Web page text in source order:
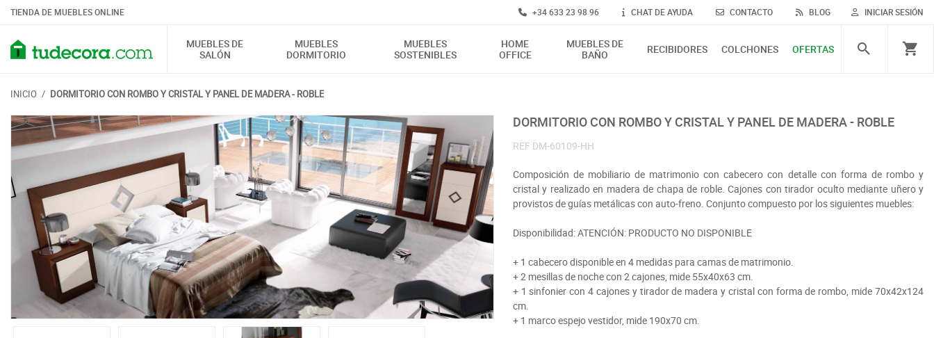
TIENDA DE MUEBLES ONLINE INICIAR SESIÓN
+34 633 23 98 96 CHAT DE AYUDA CONTACTO BLOG
MUEBLES DE
SALÓN
MUEBLES
DORMITORIO
MUEBLES
SOSTENIBLES
HOME
OFFICE
MUEBLES DE
BAÑO
RECIBIDORES COLCHONES OFERTAS
INICIO / DORMITORIO CON ROMBO Y CRISTAL Y PANEL DE MADERA - ROBLE
DORMITORIO CON ROMBO Y CRISTAL Y PANEL DE MADERA - ROBLE
REF DM-60109-HH
Composición de mobiliario de matrimonio con cabecero con detalle con forma de rombo y
cristal y realizado en madera de chapa de roble. Cajones con tirador oculto mediante uñero y
provistos de guías metálicas con auto-freno. Conjunto compuesto por los siguientes muebles:
Disponibilidad: ATENCIÓN: PRODUCTO NO DISPONIBLE
+ 1 cabecero disponible en 4 medidas para camas de matrimonio.
+ 2 mesillas de noche con 2 cajones, mide 55x40x63 cm.
+ 1 sinfonier con 4 cajones y tirador de madera y cristal con forma de rombo, mide 70x42x124
cm.
+ 1 marco espejo vestidor, mide 190x70 cm.